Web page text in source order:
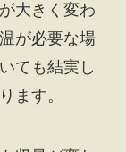
大きく変わ
が必要な場
ても結実し
ます。